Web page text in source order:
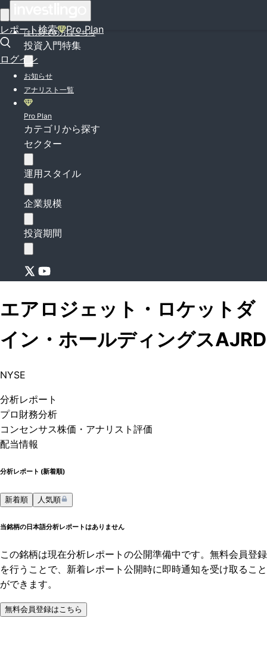
レポート検索 Pro Plan
ログイン
はじめての方はこちら
投資入門特集
お知らせ
アナリスト一覧
Pro Plan
カテゴリから探す
セクター
運用スタイル
企業規模
投資期間
エアロジェット・ロケットダ
イン・ホールディングスAJRD
NYSE
分析レポート
プロ 財務分析
コンセンサス株価 ・アナリスト評価
配当情報
分析レポート (新着順)
新着順 人気順
当銘柄の日本語分析レポートはありません
この銘柄は現在分析レポートの公開準備中です。無料会員登録
を行うことで、新着レポート公開時に即時通知を受け取ること
ができます。
無料会員登録はこちら